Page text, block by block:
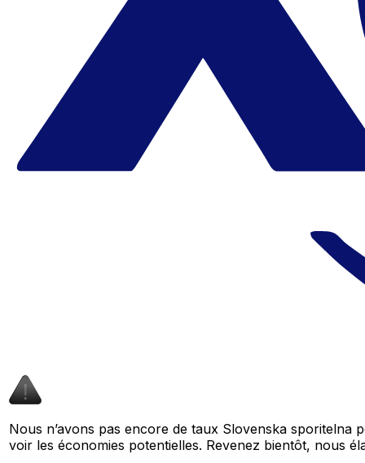
Nous n’avons pas encore de taux Slovenska
voir les économies potentielles. Revenez bientôt, nous